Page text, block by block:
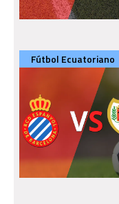
Fútbol Ecuatoriano